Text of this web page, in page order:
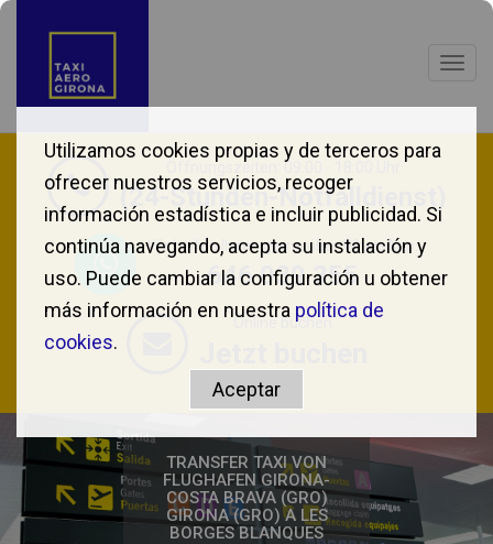
Öffnungszeiten: 09:00 - 18:00 Uhr
(24-Stunden-Notfalldienst)
Wir helfen Ihnen gerne über WhatsApp.
646 039 355
Online buchen
TRANSFER TAXI VON
FLUGHAFEN GIRONA-
COSTA BRAVA (GRO)
GIRONA (GRO) A LES
BORGES BLANQUES
Utilizamos cookies propias y de terceros para
ofrecer nuestros servicios, recoger
información estadística e incluir publicidad. Si
continúa navegando, acepta su instalación y
uso. Puede cambiar la configuración u obtener
más información en nuestra política de
cookies.